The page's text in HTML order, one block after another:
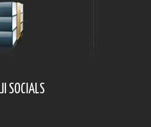
SOCIALS